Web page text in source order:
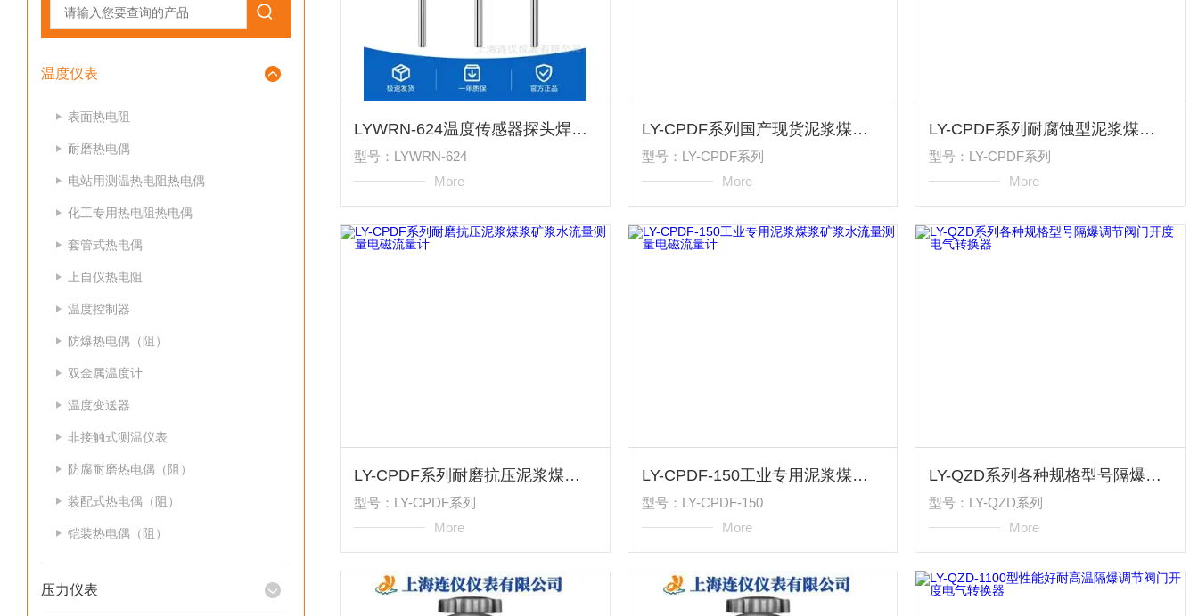
温度仪表
表面热电阻
耐磨热电偶
电站用测温热电阻热电偶
化工专用热电阻热电偶
套管式热电偶
上自仪热电阻
温度控制器
防爆热电偶（阻）
双金属温度计
温度变送器
非接触式测温仪表
防腐耐磨热电偶（阻）
装配式热电偶（阻）
铠装热电偶（阻）
压力仪表
LYWRN-624温度传感器探头焊接固定锥形保护管热电偶
型号：LYWRN-624
More
LY-CPDF系列国产现货泥浆煤浆矿浆水流量测量电磁流量计
型号：LY-CPDF系列
More
LY-CPDF系列耐腐蚀型泥浆煤浆矿浆水流量测量电磁流量计
型号：LY-CPDF系列
More
LY-CPDF系列耐磨抗压泥浆煤浆矿浆水流量测量电磁流量计
型号：LY-CPDF系列
More
LY-CPDF-150工业专用泥浆煤浆矿浆水流量测量电磁流量计
型号：LY-CPDF-150
More
LY-QZD系列各种规格型号隔爆调节阀门开度电气转换器
型号：LY-QZD系列
More